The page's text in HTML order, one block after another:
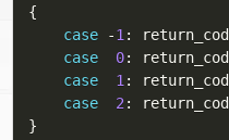
{
case
-1:
case
0:
case
1:
case
2:
}